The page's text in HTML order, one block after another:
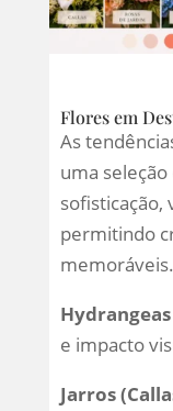
Flores em
As
uma
sofisticação,
permitindo
memoráveis.
Hydrangeas
e impacto
Jarros